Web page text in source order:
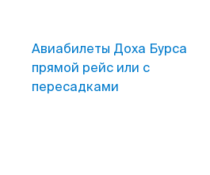
Авиабилеты Доха Бурса
прямой рейс или с
пересадками